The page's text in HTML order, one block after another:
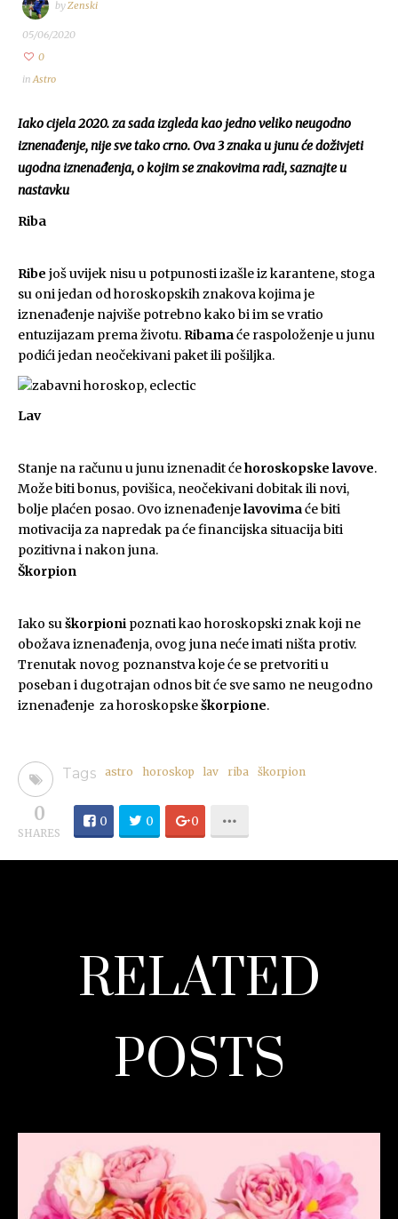
byZenski
05/06/2020
0
in Astro
Iako cijela 2020. za sada izgleda kao jedno veliko neugodno
iznenađenje, nije sve tako crno. Ova 3 znaka u junu će doživjeti
ugodna iznenađenja, o kojim se znakovima radi, saznajte u
nastavku
Riba
Ribe još uvijek nisu u potpunosti izašle iz karantene, stoga
su oni jedan od horoskopskih znakova kojima je
iznenađenje najviše potrebno kako bi im se vratio
entuzijazam prema životu. Ribamaće raspoloženje u junu
podići jedan neočekivani paket ili pošiljka.
Lav
Stanje na računu u junu iznenadit ćehoroskopske lavove.
Može biti bonus, povišica, neočekivani dobitak ili novi,
bolje plaćen posao. Ovo iznenađenjelavovimaće biti
motivacija za napredak pa će financijska situacija biti
pozitivna i nakon juna.
Škorpion
Iako suškorpioni poznati kao horoskopski znak koji ne
obožava iznenađenja, ovog juna neće imati ništa protiv.
Trenutak novog poznanstva koje će se pretvoriti u
poseban i dugotrajan odnos bit će sve samo ne neugodno
iznenađenje za horoskopskeškorpione.
Tags astro horoskop lav riba škorpion
0
SHARES
0 0 0
RELATED
POSTS